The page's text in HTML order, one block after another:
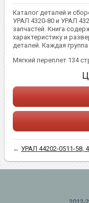
Каталог деталей и
УРАЛ 4320-80 и УРАЛ
запчастей. Книга
характеристику и
деталей. Каждая
Мягкий переплет 134
← УРАЛ 44202-0511-58,